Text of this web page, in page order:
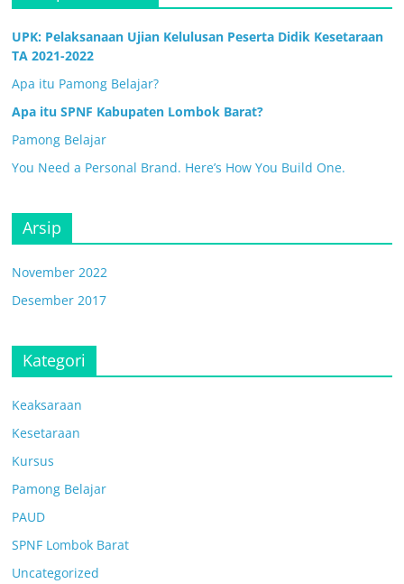
UPK: Pelaksanaan Ujian Kelulusan Peserta Didik Kesetaraan
TA 2021-2022
Apa itu Pamong Belajar?
Apa itu SPNF Kabupaten Lombok Barat?
Pamong Belajar
You Need a Personal Brand. Here’s How You Build One.
Arsip
November 2022
Desember 2017
Kategori
Keaksaraan
Kesetaraan
Kursus
Pamong Belajar
PAUD
SPNF Lombok Barat
Uncategorized